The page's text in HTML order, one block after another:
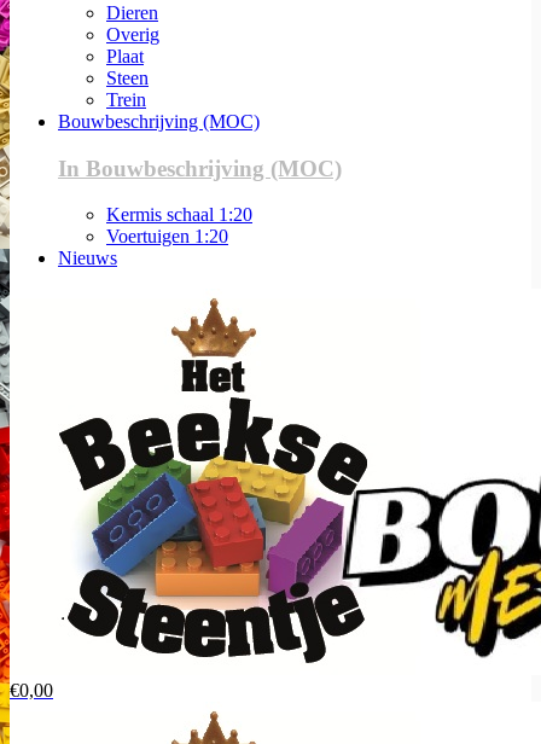
Dieren
Overig
Plaat
Steen
Trein
Bouwbeschrijving (MOC)
In Bouwbeschrijving (MOC)
Kermis schaal 1:20
Voertuigen 1:20
Nieuws
€0,00